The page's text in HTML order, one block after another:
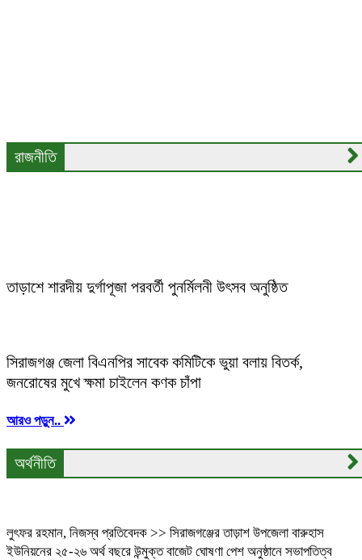
রাজনীতি
তাড়াশে শারদীয় দুর্গাপূজা পরবর্তী পুনর্মিলনী উৎসব অনুষ্ঠিত
সিরাজগঞ্জ জেলা বিএনপির সাবেক কমিটিকে ভুয়া বলায় বিতর্ক,
জনরোষের মুখে ক্ষমা চাইলেন কণক চাঁপা
আরও পড়ুন..
অর্থনীতি
লুৎফর রহমান, নিজস্ব প্রতিবেদক >> সিরাজগঞ্জের তাড়াশ উপজেলা বারুহাস
ইউনিয়নের ২৫-২৬ অর্থ বছরে উন্মুক্ত বাজেট ঘোষণা পেশ অনুষ্ঠানে সভাপতিত্ব